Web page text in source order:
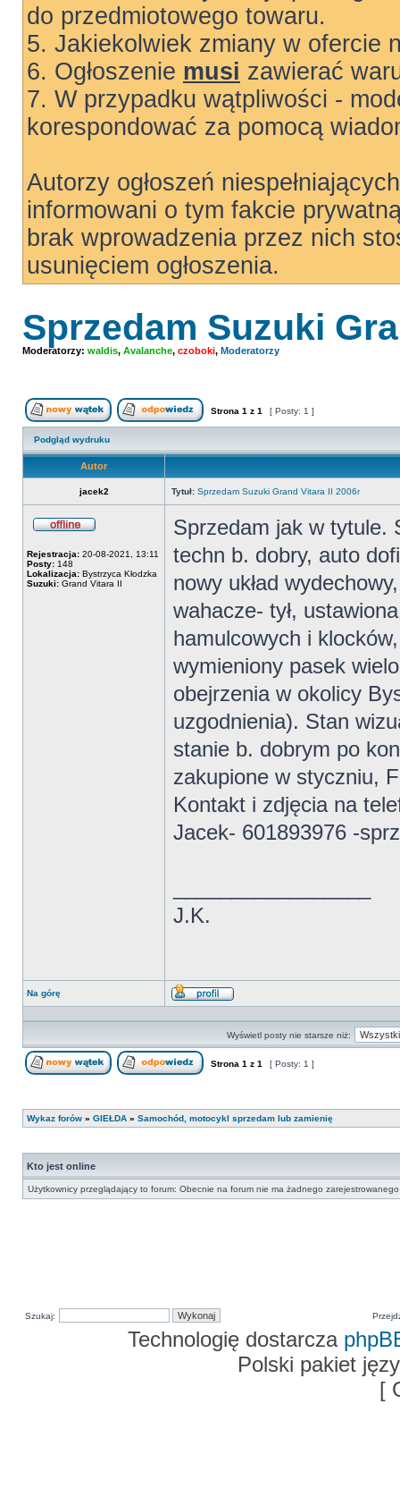
do przedmiotowego towaru.
5. Jakiekolwiek zmiany w ofercie
6. Ogłoszenie musi zawierać
7. W przypadku wątpliwości -
korespondować za pomocą
Autorzy ogłoszeń
informowani o tym fakcie
brak wprowadzenia przez nich
usunięciem ogłoszenia.
Sprzedam Suzuki
Moderatorzy: waldis, Avalanche, czoboki, Moderatorzy
Nowy temat Odpowiedz w temacie
Strona 1 z 1 [ Posty: 1 ]
Podgląd wydruku
Autor
jacek2 Tytuł: Sprzedam Suzuki Grand Vitara II 2006r
Rejestracja: 20-08-2021, 13:11
Posty: 148
Lokalizacja: Bystrzyca Kłodzka
Suzuki: Grand Vitara II
Sprzedam jak w tytule.
techn b. dobry, auto
nowy układ
wahacze- tył,
hamulcowych i
wymieniony pasek
obejrzenia w okolicy
uzgodnienia). Stan
stanie b. dobrym po
zakupione w styczniu,
Kontakt i zdjęcia na
Jacek- 601893976 -
J.K.
Na górę
Wyświetl
Wyświetl posty nie starsze niż:
Strona 1 z 1 [ Posty: 1 ]
Wykaz forów » GIEŁDA » Samochód, motocykl sprzedam lub zamienię
Kto jest online
Użytkownicy przeglądający to forum: Obecnie na forum nie ma żadnego
Szukaj:
Technologię dostarcza
Polski pakiet
[